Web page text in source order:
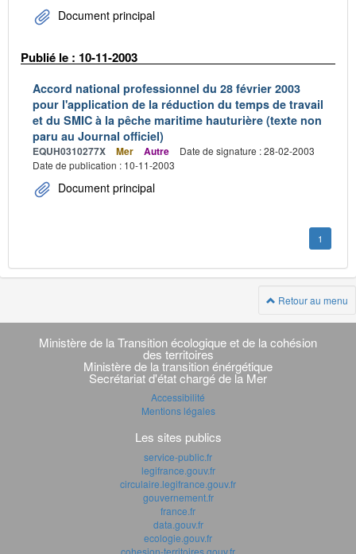
Document principal
Publié le : 10-11-2003
Accord national professionnel du 28 février 2003
pour l'application de la réduction du temps de travail
et du SMIC à la pêche maritime hauturière (texte non
paru au Journal officiel)
EQUH0310277X Mer Autre
Date de signature : 28-02-2003
Date de publication : 10-11-2003
Document principal
1
Retour au menu
Navigation
transverse
Ministère de la Transition écologique et de la cohésion
des territoires
Ministère de la transition énérgétique
Secrétariat d'état chargé de la Mer
Accessibilité
Mentions légales
Les sites publics
service-public.fr
legifrance.gouv.fr
circulaire.legifrance.gouv.fr
gouvernement.fr
france.fr
data.gouv.fr
ecologie.gouv.fr
cohesion-territoires.gouv.fr